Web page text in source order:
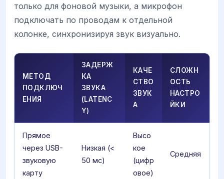
только для фоновой музыки, а микрофон
подключать по проводам к отдельной
колонке, синхронизируя звук визуально.
МЕТОД
ПОДКЛЮЧ
ЕНИЯ
ЗАДЕРЖ
КА
ЗВУКА
(LATENC
Y)
КАЧЕ
СТВО
ЗВУК
А
СЛОЖН
ОСТЬ
НАСТРО
ЙКИ
Прямое
через USB-
звуковую
карту
Низкая (<
50 мс)
Высо
кое
(цифр
овое)
Средняя